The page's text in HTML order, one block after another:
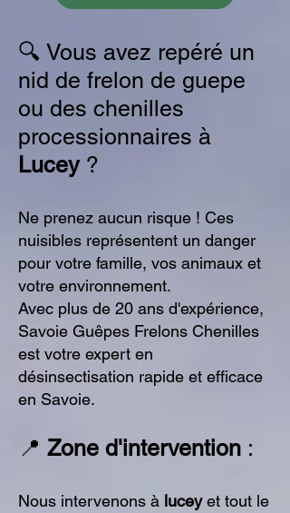
🔍 Vous avez repéré un
nid de frelon de guepe
ou des chenilles
processionnaires à
Lucey ?
Ne prenez aucun risque ! Ces
nuisibles représentent un danger
pour votre famille, vos animaux et
votre environnement.
Avec plus de 20 ans d'expérience,
Savoie Guêpes Frelons Chenilles
est votre expert en
désinsectisation rapide et efficace
en Savoie.
📍 Zone d'intervention :
Nous intervenons à luceyet tout le